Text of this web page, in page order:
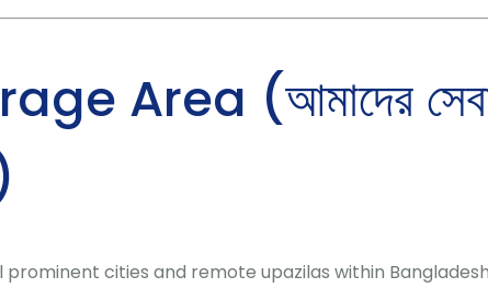
Area (আমাদের
cities and remote upazilas within